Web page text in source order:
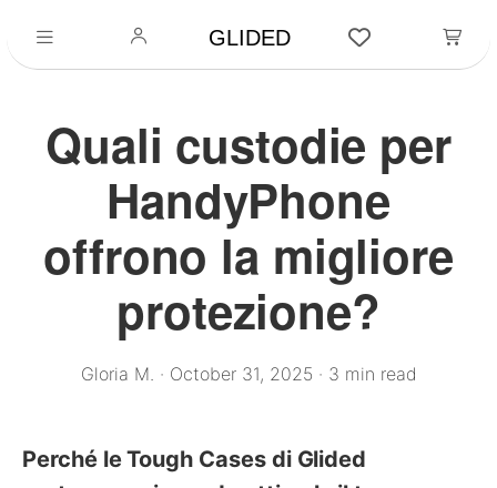
GLIDED
Quali custodie per
HandyPhone
offrono la migliore
protezione?
Gloria M. · October 31, 2025 · 3 min read
Perché le Tough Cases di Glided